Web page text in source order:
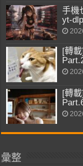
手機
yt-
[轉
[轉
彙整